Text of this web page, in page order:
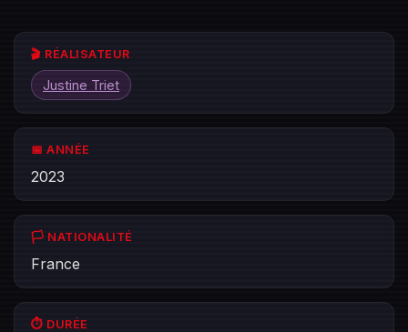
🎬 RÉALISATEUR
Justine Triet
📅 ANNÉE
2023
🏳️ NATIONALITÉ
France
⏱️ DURÉE